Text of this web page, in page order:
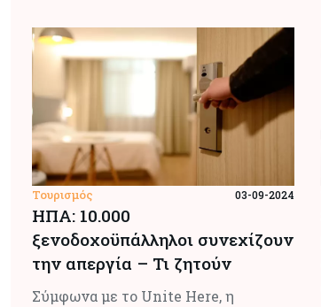
Τουρισμός 03-09-2024
ΗΠΑ: 10.000
ξενοδοχοϋπάλληλοι συνεχίζουν
την απεργία – Τι ζητούν
Σύμφωνα με το Unite Here, η